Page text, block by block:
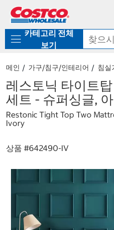
로
기
가
카테고리 전체
보기
메인 가구/침구/인테리어 침실
레스토닉 타이트
세트 - 슈퍼싱글,
Restonic Tight Top Two
Ivory
상품 #642490-IV